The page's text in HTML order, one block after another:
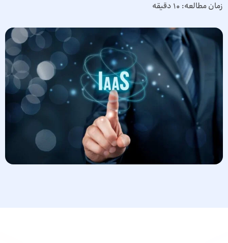
زمان مطالعه: 10 دقیقه